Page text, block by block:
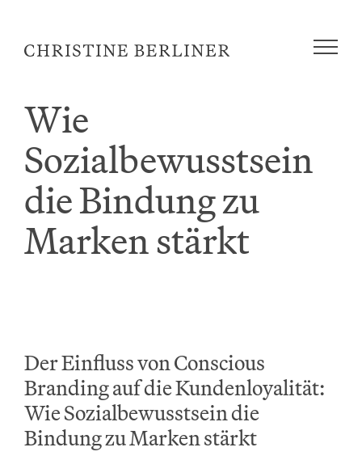
springen
Wie
Sozialbewusstsein
die Bindung zu
Marken stärkt
Der Einfluss von Conscious
Branding auf die Kundenloyalität:
Wie Sozialbewusstsein die
Bindung zu Marken stärkt